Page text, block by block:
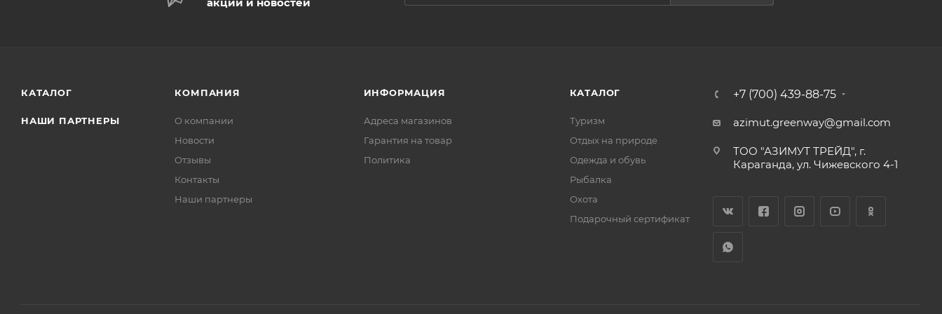
КАТАЛОГ
НАШИ ПАРТНЕРЫ
КОМПАНИЯ
О компании
Новости
Отзывы
Контакты
Наши партнеры
ИНФОРМАЦИЯ
Адреса магазинов
Гарантия на товар
Политика
КАТАЛОГ
Туризм
Отдых на природе
Одежда и обувь
Рыбалка
Охота
Подарочный сертификат
+7 (700) 439-88-75
azimut.greenway@gmail.com
ТОО "АЗИМУТ ТРЕЙД", г.
Караганда, ул. Чижевского 4-1